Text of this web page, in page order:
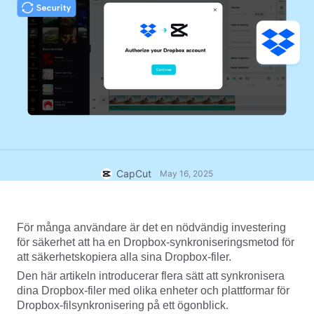
Text och ljud
Automatiska undertexter
Undertextmallar
Reducera brus
Bild
Marknadsföring
Livsstil och vloggar
Anpassad design
Mer
Handledningar
Toppval
Trender och tips för mallar
Mer
Branschmallar
Sammanfattningsmallar
Förtroendecenter
Hjälpcenter
Nyhetsrum
Dreamina Seedance 2.0 Launch
Öppna CapCut
CapCut May 16, 2025
För många användare är det en nödvändig investering
för säkerhet att ha en Dropbox-synkroniseringsmetod för
att säkerhetskopiera alla sina Dropbox-filer.
Den här artikeln introducerar flera sätt att synkronisera
dina Dropbox-filer med olika enheter och plattformar för
Dropbox-filsynkronisering på ett ögonblick.